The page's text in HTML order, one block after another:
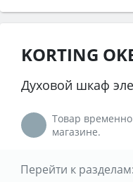
KORTING
Духовой шкаф
Товар
магазине.
Перейти к разделам: